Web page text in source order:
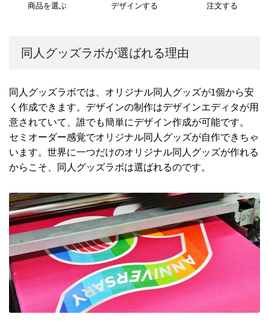
商品を選ぶ デザインする 注文する
同人グッズラボが選ばれる理由
同人グッズラボでは、オリジナル同人グッズが1個から安
く作成できます。デザインの制作はデザインエディタが用
意されていて、誰でも簡単にデザイン作成が可能です。
セミオーダー感覚でオリジナル同人グッズが自作できちゃ
います。世界に一つだけのオリジナル同人グッズが作れる
からこそ、同人グッズラボは選ばれるのです。